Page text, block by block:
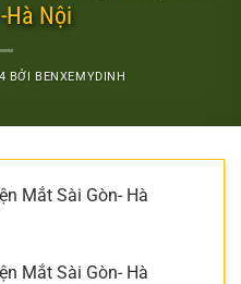
Hà Nội
BỞI BENXEMYDINH
Mắt Sài Gòn- Hà
Mắt Sài Gòn- Hà